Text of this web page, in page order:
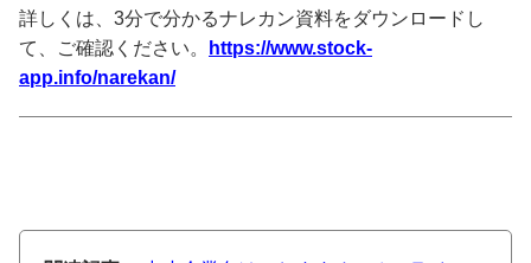
詳しくは、3分で分かるナレカン資料をダウンロードし
て、ご確認ください。
https://www.stock-
app.info/narekan/